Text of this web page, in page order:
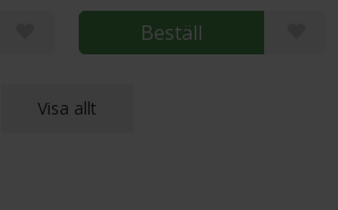
Beställ
Visa allt